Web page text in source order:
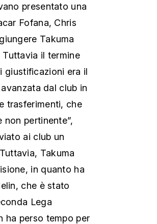
presentato una
Fofana, Chris
Takuma
Tuttavia il termine
giustificazioni era il
dal club in
trasferimenti, che
pertinente”,
ai club un
Takuma
in quanto ha
che è stato
Lega
ha perso tempo per